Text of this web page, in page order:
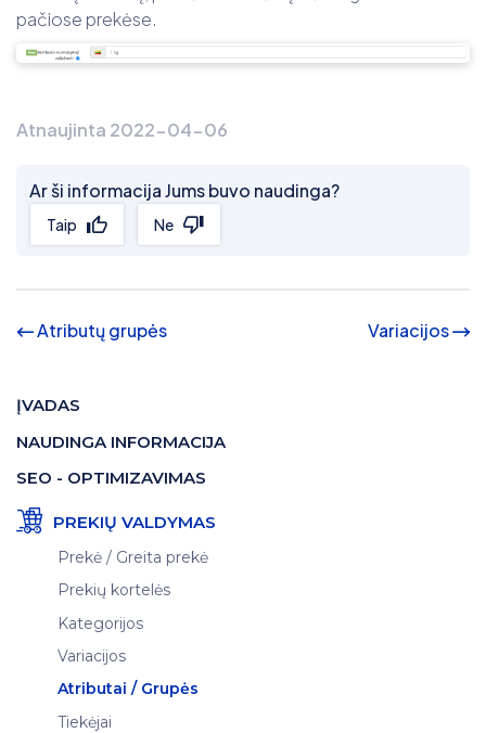
pačiose prekėse.
Atnaujinta 2022-04-06
Ar ši informacija Jums buvo naudinga?
Taip Ne
Atributų grupės Variacijos
ĮVADAS
NAUDINGA INFORMACIJA
SEO - OPTIMIZAVIMAS
PREKIŲ VALDYMAS
Prekė / Greita prekė
Prekių kortelės
Kategorijos
Variacijos
Atributai / Grupės
Tiekėjai